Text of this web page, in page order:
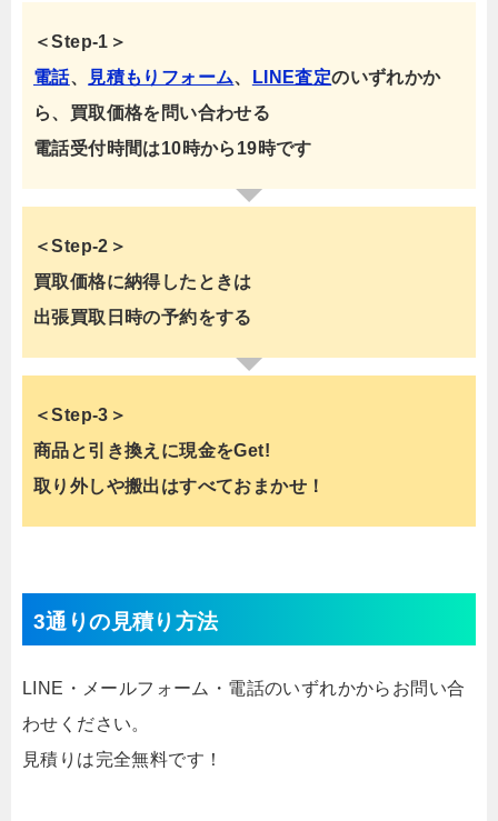
＜Step-1＞
電話、 見積もりフォーム、 LINE査定のいずれかか
ら、買取価格を問い合わせる
電話受付時間は10時から19時です
＜Step-2＞
買取価格に納得したときは
出張買取日時の予約をする
＜Step-3＞
商品と引き換えに現金をGet!
取り外しや搬出はすべておまかせ！
3通りの見積り方法
LINE・メールフォーム・電話のいずれかからお問い合
わせください。
見積りは完全無料です！